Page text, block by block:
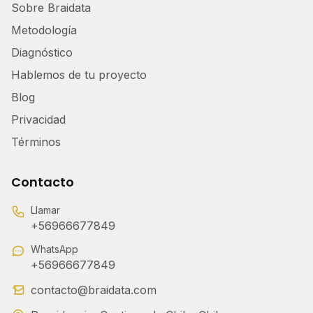
Sobre Braidata
Metodología
Diagnóstico
Hablemos de tu proyecto
Blog
Privacidad
Términos
Contacto
Llamar
+56966677849
WhatsApp
+56966677849
contacto@braidata.com